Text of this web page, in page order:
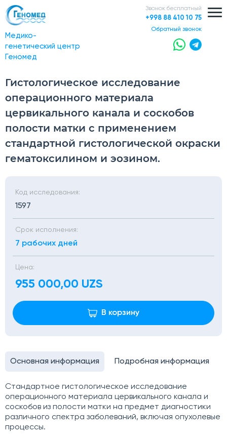
Медико-
генетический центр
Геномед
Звонок бесплатный
+998 88 410 10 75
обратный звонок
Гистологическое исследование
операционного материала
цервикального канала и соскобов
полости матки с применением
стандартной гистологической окраски
гематоксилином и эозином.
Основная информация Подробная информация
Стандартное гистологическое исследование
операционного материала цервикального канала и
соскобов из полости матки на предмет диагностики
различного спектра заболеваний, включая опухолевые
процессы.
Код исследования:
1597
Срок исполнения:
7 рабочих дней
Цена:
955 000,00 UZS
В корзину